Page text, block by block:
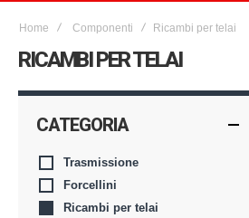
Home Componenti Ricambi per telai
RICAMBI PER TELAI
CATEGORIA
Trasmissione
Forcellini
Ricambi per telai